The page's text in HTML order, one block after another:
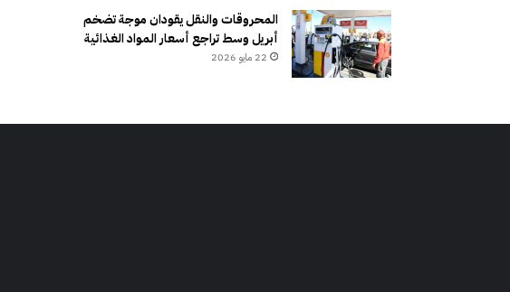
المحروقات والنقل يقودان موجة تضخم
أبريل وسط تراجع أسعار المواد الغذائية
22 مايو 2026